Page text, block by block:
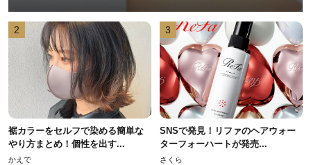
2
裾カラーをセルフで染める簡単な
やり方まとめ！個性を出す...
かえで
3
SNSで発見！リファのヘアウォー
ターフォーハートが発売...
さくら